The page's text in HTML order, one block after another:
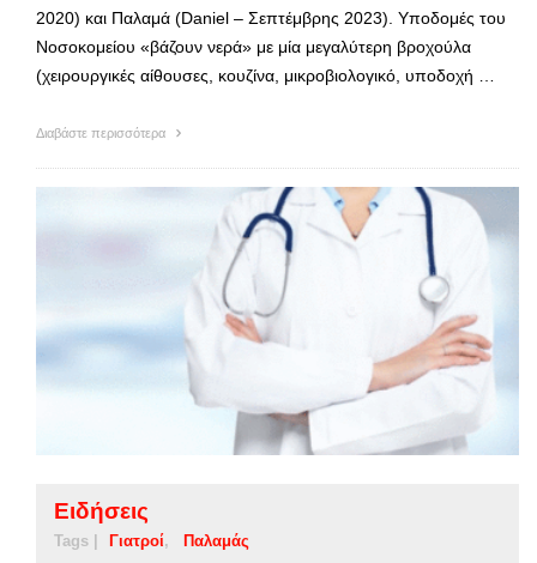
2020) και Παλαμά (Daniel – Σεπτέμβρης 2023). Υποδομές του
Νοσοκομείου «βάζουν νερά» με μία μεγαλύτερη βροχούλα
(χειρουργικές αίθουσες, κουζίνα, μικροβιολογικό, υποδοχή …
Διαβάστε περισσότερα
Ειδήσεις
Tags | Γιατροί Παλαμάς